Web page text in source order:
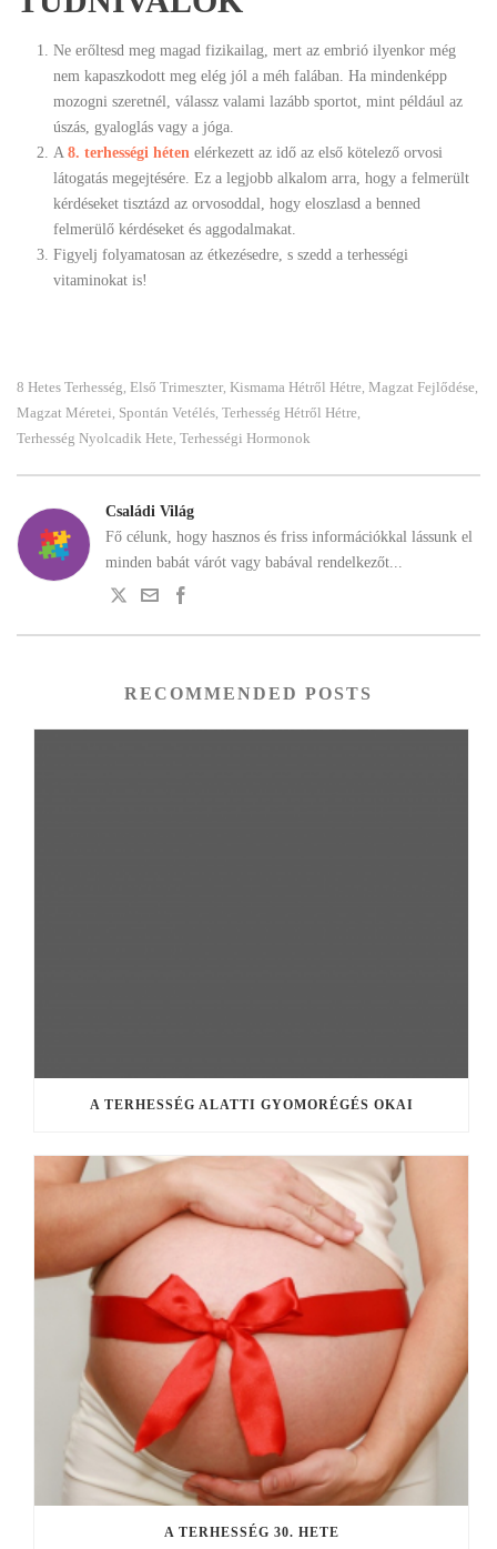
Ne erőltesd meg magad fizikailag, mert az embrió ilyenkor még
nem kapaszkodott meg elég jól a méh falában. Ha mindenképp
mozogni szeretnél, válassz valami lazább sportot, mint például az
úszás, gyaloglás vagy a jóga.
A 8. terhességi hétenelérkezett az idő az első kötelező orvosi
látogatás megejtésére. Ez a legjobb alkalom arra, hogy a felmerült
kérdéseket tisztázd az orvosoddal, hogy eloszlasd a benned
felmerülő kérdéseket és aggodalmakat.
Figyelj folyamatosan az étkezésedre, s szedd a terhességi
vitaminokat is!
8 Hetes Terhesség, Első Trimeszter, Kismama Hétről Hétre, Magzat Fejlődése,
Magzat Méretei, Spontán Vetélés, Terhesség Hétről Hétre,
Terhesség Nyolcadik Hete, Terhességi Hormonok
Családi Világ
Fő célunk, hogy hasznos és friss információkkal lássunk el
minden babát várót vagy babával rendelkezőt...
RECOMMENDED POSTS
A TERHESSÉG ALATTI GYOMORÉGÉS OKAI
A TERHESSÉG 30. HETE